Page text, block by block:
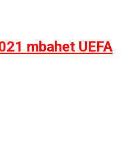
mbahet UEFA